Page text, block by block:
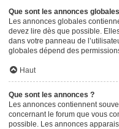
Que sont les annonces
Les annonces globales
devez lire dès que possible.
dans votre panneau de
globales dépend des
Haut
Que sont les annonces ?
Les annonces contiennent
concernant le forum que vous
possible. Les annonces